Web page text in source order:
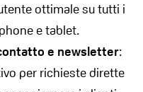
ottimale su tutti i
e tablet.
e newsletter:
per richieste dirette